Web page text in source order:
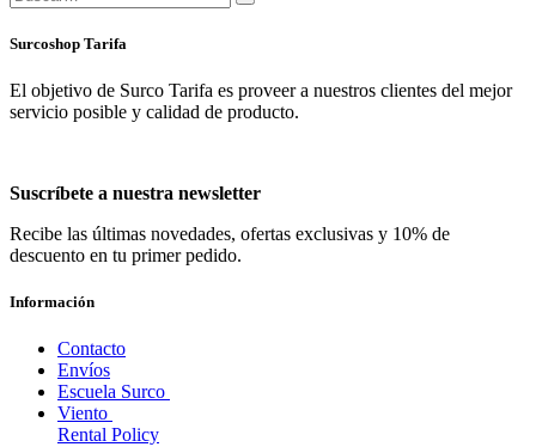
Surcoshop Tarifa
El objetivo de Surco Tarifa es proveer a nuestros clientes del mejor
servicio posible y calidad de producto.
Suscríbete a nuestra newsletter
Recibe las últimas novedades, ofertas exclusivas y 10% de
descuento en tu primer pedido.
Información
Contacto
Envíos
Escuela Surco
Viento
Rental Policy